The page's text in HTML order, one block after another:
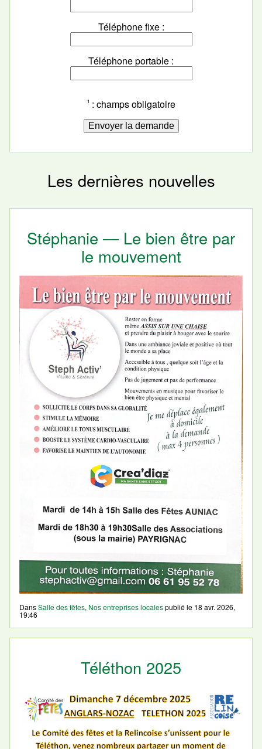
Téléphone fixe
Téléphone portable
1 : champs obligatoire
Les dernières nouvelles
Stéphanie — Le bien être par
le mouvement
DansSalle des fêtes, Nos entreprises localespublié le 18 avr. 2026,
19:46
Téléthon 2025